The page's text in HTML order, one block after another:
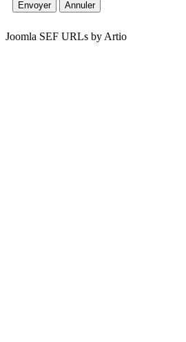
Envoyer Annuler
Joomla SEF URLs by Artio